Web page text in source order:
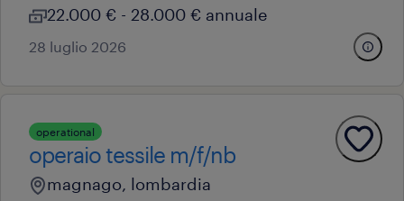
22.000 € - 28.000 € annuale
28 luglio 2026
operational
operaio tessile m/f/nb
magnago, lombardia